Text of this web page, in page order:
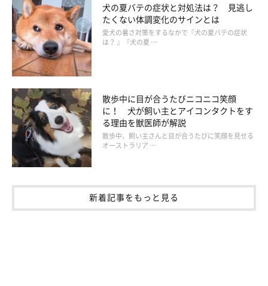
【あってよかった備え】
●室内で排泄する習慣
「大型犬でも１日１回は必ず室内でオシッコをさせるようにして
います。その大切さを実感した被災でした」
犬の夏バテの症状と対処法は？ 見逃し
たくない体調変化のサインとは
愛犬の暑さ対策をするなかで『犬の夏バテの症状
は？ 』『犬の夏 …
散歩中に目が合うたびニコニコ笑顔
に！ 犬が飼い主とアイコンタクトをす
る理由を獣医師が解説
散歩中、飼い主さんと目が合うたびに笑顔を見せる
オーストラリア …
新着記事をもっと見る